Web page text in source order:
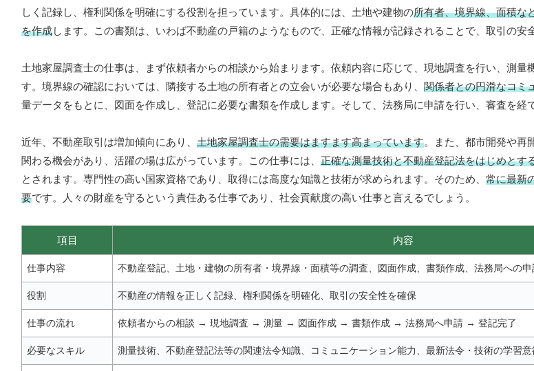
しく記録し、権利関係を明確にする役割を担っています。具体的には、土地や建物の所有者、境界線、面積な
を作成します。この書類は、いわば不動産の戸籍のようなもので、正確な情報が記録されることで、取引の安
土地家屋調査士の仕事は、まず依頼者からの相談から始まります。依頼内容に応じて、現地調査を行い、測量
す。境界線の確認においては、隣接する土地の所有者との立会いが必要な場合もあり、 関係者との円滑なコミ
量データをもとに、図面を作成し、登記に必要な書類を作成します。そして、法務局に申請を行い、審査を経
近年、不動産取引は増加傾向にあり、 土地家屋調査士の需要はますます高まっています。また、都市開発や再
関わる機会があり、活躍の場は広がっています。この仕事には、 正確な測量技術と不動産登記法をはじめとす
とされます。専門性の高い国家資格であり、取得には高度な知識と技術が求められます。そのため、 常に最新
要です。人々の財産を守るという責任ある仕事であり、社会貢献度の高い仕事と言えるでしょう。
項目 内容
仕事内容 不動産登記、土地・建物の所有者・境界線・面積等の調査、図面作成、書類作成、法務局への申
役割 不動産の情報を正しく記録、権利関係を明確化、取引の安全性を確保
仕事の流れ 依頼者からの相談 → 現地調査 → 測量 → 図面作成 → 書類作成 → 法務局へ申請 → 登記完了
必要なスキル 測量技術、不動産登記法等の関連法令知識、コミュニケーション能力、最新法令・技術の学習意